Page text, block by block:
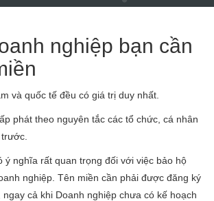
nghiệp bạn cần
và quốc tế đều có giá trị duy nhất.
phát theo nguyên tắc các tổ chức, cá nhân
ý nghĩa rất quan trọng đối với việc bảo hộ
nghiệp. Tên miền cần phải được đăng ký
cả khi Doanh nghiệp chưa có kế hoạch